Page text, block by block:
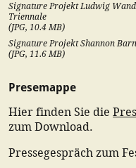
Signature Projekt Ludwig
Triennale
(JPG, 10.4 MB)
Signature Projekt Shannon
(JPG, 11.6 MB)
Presemappe
Hier finden Sie die
zum Download.
Pressegespräch zum